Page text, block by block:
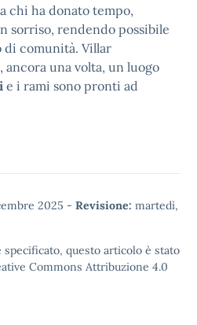
chi ha donato tempo,
sorriso, rendendo possibile
di comunità. Villar
una volta, un luogo
e i rami sono pronti ad
2025 - Revisione: martedì,
questo articolo è stato
Commons Attribuzione 4.0